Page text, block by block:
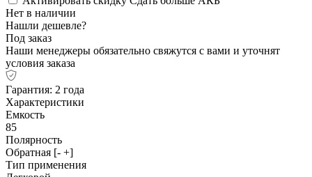
Нет в наличии
Нашли дешевле?
Под заказ
Наши менеджеры обязательно свяжутся с вами и уточнят
условия заказа
Гарантия: 2 года
Характеристики
Емкость
85
Полярность
Обратная [- +]
Тип применения